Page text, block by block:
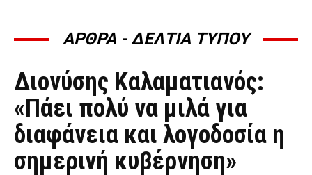
ΑΡΘΡΑ - ΔΕΛΤΙΑ ΤΥΠΟΥ
ΆΡΘΡΑ - ΔΕΛΤΊΑ ΤΎΠΟΥ
Διονύσης Καλαματιανός:
«Πάει πολύ να μιλά για
διαφάνεια και λογοδοσία η
σημερινή κυβέρνηση»